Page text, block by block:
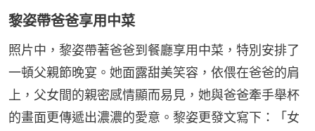
黎姿帶爸爸享用中菜
照片中，黎姿帶著爸爸到餐廳享用中菜，特別安排了
一頓父親節晚宴。她面露甜美笑容，依偎在爸爸的肩
上，父女間的親密感情顯而易見，她與爸爸牽手舉杯
的畫面更傳遞出濃濃的愛意。黎姿更發文寫下：「女